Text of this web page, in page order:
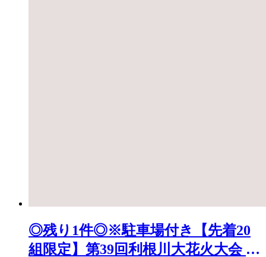
◎残り1件◎※駐車場付き【先着20
組限定】第39回利根川大花火大会 観